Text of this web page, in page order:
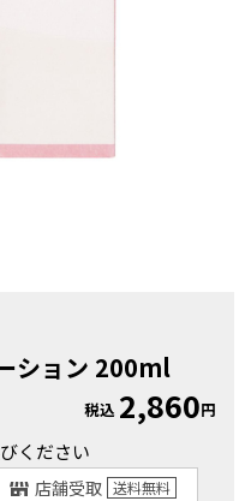
ション 200ml
税込 2,860円
ください
店舗受取 送料無料